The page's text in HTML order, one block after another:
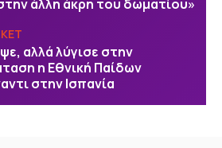
άλλη άκρη του δωματίου»
αλλά λύγισε στην
η Εθνική Παίδων
στην Ισπανία